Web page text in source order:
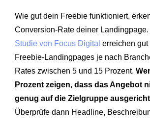
Wie gut dein Freebie funktioniert,
Conversion-Rate deiner
Studie von Focus Digital erreichen
Freebie-Landingpages je nach
Rates zwischen 5 und 15 Prozent.
Prozent zeigen, dass das Angebot
genug auf die Zielgruppe
Überprüfe dann Headline,